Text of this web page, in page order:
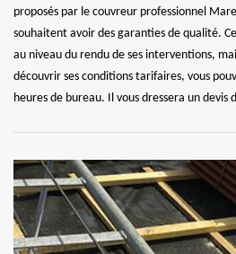
proposés par le couvreur professionnel
souhaitent avoir des garanties de qualité.
au niveau du rendu de ses interventions,
découvrir ses conditions tarifaires, vous
heures de bureau. Il vous dressera un devis